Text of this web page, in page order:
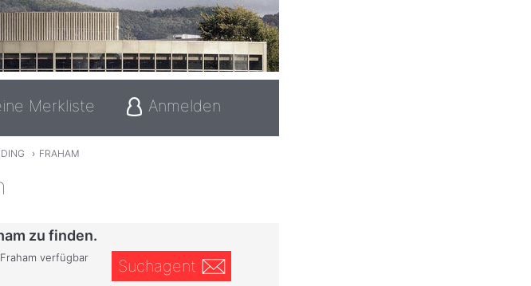
Merkliste Anmelden
› FRAHAM
zu finden.
verfügbar
Suchagent